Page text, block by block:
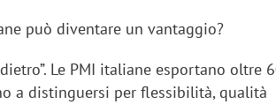
può diventare un vantaggio?
Le PMI italiane esportano oltre
a distinguersi per flessibilità, qualità